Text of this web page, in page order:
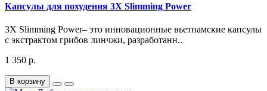
Капсулы для похудения 3Х Slimming Power
3X Slimming Power– это инновационные вьетнамские капсулы
с экстрактом грибов линчжи, разработанн..
1 350 р.
В корзину